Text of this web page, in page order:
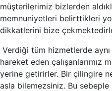
müşterilerimiz bizlerden
memnuniyetleri belirttikleri
dikkatlerini bize
Verdiği tüm hizmetlerde
hareket eden çalışanlarımız
yerine getirirler. Bir çilingire
asla bilemezsiniz. Bu sebeple